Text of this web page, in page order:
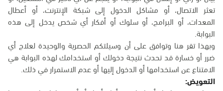
تعثر الاتصال، أو مشاكل الدخول إلى شبكة الإنترنت، أو أعطال
المعدات، أو البرامج، أو سلوك أو أفكار أي شخص يدخل إلى هذه
البوابة.
وبهذا تقر هنا وتوافق على أن وسيلتكم الحصرية والوحيدة لعلاج أي
ضرر أو خسارة قد تحدث نتيجة دخولك أو استخدامك لهذه البوابة هي
الامتناع عن استخدامها أو الدخول إليها أو عدم الاستمرار في ذلك.
التعويض: